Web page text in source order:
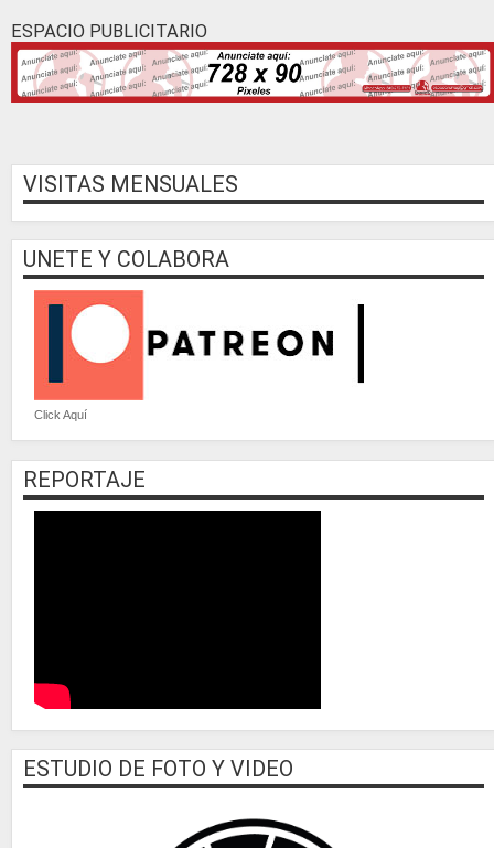
ESPACIO PUBLICITARIO
VISITAS MENSUALES
UNETE Y COLABORA
Click Aquí
REPORTAJE
ESTUDIO DE FOTO Y VIDEO